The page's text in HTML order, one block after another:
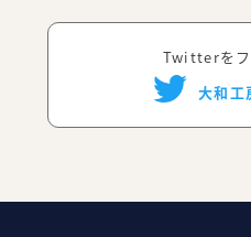
Twitterをフ
大和工